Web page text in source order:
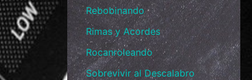
Rebobinando
Rimas y Acordes
Rocanroleando
Sobrevivir al Descalabro